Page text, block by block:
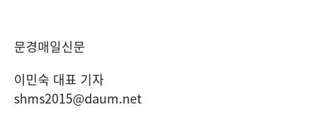
문경매일신문
이민숙 대표 기자
shms2015@daum.net